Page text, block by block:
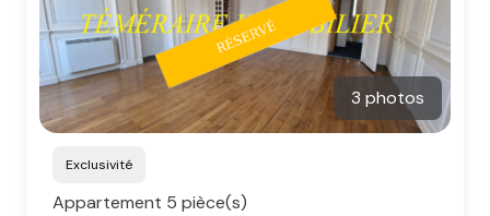
3 photos
Exclusivité
Appartement 5 pièce(s)